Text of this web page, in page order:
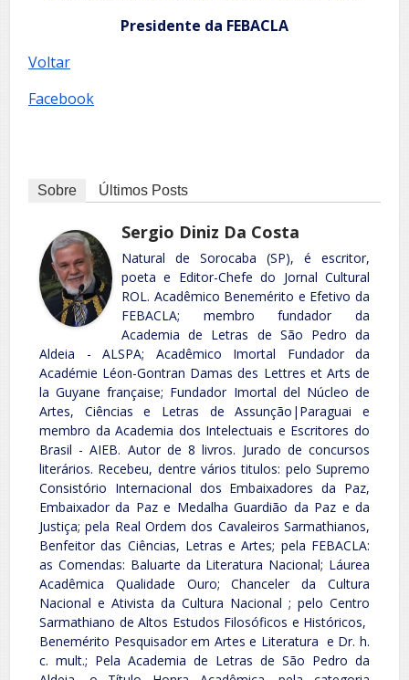
Presidente da FEBACLA
Voltar
Facebook
Sobre Últimos Posts
Sergio Diniz Da Costa
Natural de Sorocaba (SP), é escritor,
poeta e Editor-Chefe do Jornal Cultural
ROL. Acadêmico Benemérito e Efetivo da
FEBACLA; membro fundador da
Academia de Letras de São Pedro da
Aldeia - ALSPA; Acadêmico Imortal Fundador da
Académie Léon-Gontran Damas des Lettres et Arts de
la Guyane française; Fundador Imortal del Núcleo de
Artes, Ciências e Letras de Assunção|Paraguai e
membro da Academia dos Intelectuais e Escritores do
Brasil - AIEB. Autor de 8 livros. Jurado de concursos
literários. Recebeu, dentre vários titulos: pelo Supremo
Consistório Internacional dos Embaixadores da Paz,
Embaixador da Paz e Medalha Guardião da Paz e da
Justiça; pela Real Ordem dos Cavaleiros Sarmathianos,
Benfeitor das Ciências, Letras e Artes; pela FEBACLA:
as Comendas: Baluarte da Literatura Nacional; Láurea
Acadêmica Qualidade Ouro; Chanceler da Cultura
Nacional e Ativista da Cultura Nacional ; pelo Centro
Sarmathiano de Altos Estudos Filosóficos e Históricos,
Benemérito Pesquisador em Artes e Literatura e Dr. h.
c. mult.; Pela Academia de Letras de São Pedro da